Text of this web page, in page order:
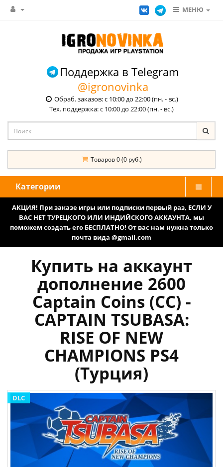
МЕНЮ
Поддержка в Telegram
@igronovinka
Обраб. заказов: с 10:00 до 22:00 (пн. - вс.)
Тех. поддержка: с 10:00 до 22:00 (пн. - вс.)
Товаров 0 (0 руб.)
Категории
АКЦИЯ! При заказе игры или подписки первый раз, ЕСЛИ У
ВАС НЕТ ТУРЕЦКОГО ИЛИ ИНДИЙСКОГО АККАУНТА, мы
поможем создать его БЕСПЛАТНО! От вас нам нужна только
почта вида @gmail.com
Купить на аккаунт
дополнение 2600
Captain Coins (CC) -
CAPTAIN TSUBASA:
RISE OF NEW
CHAMPIONS PS4
(Турция)
DLC